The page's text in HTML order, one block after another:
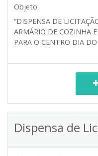
Objeto:
“DISPENSA DE
ARMÁRIO DE COZINHA
PARA O CENTRO DIA
Dispensa de